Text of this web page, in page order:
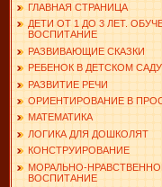
ГЛАВНАЯ СТРАНИЦА
ДЕТИ ОТ 1 ДО 3 ЛЕТ.
ВОСПИТАНИЕ
РАЗВИВАЮЩИЕ СКАЗКИ
РЕБЕНОК В ДЕТСКОМ САДУ
РАЗВИТИЕ РЕЧИ
ОРИЕНТИРОВАНИЕ В
МАТЕМАТИКА
ЛОГИКА ДЛЯ ДОШКОЛЯТ
КОНСТРУИРОВАНИЕ
МОРАЛЬНО-
ВОСПИТАНИЕ